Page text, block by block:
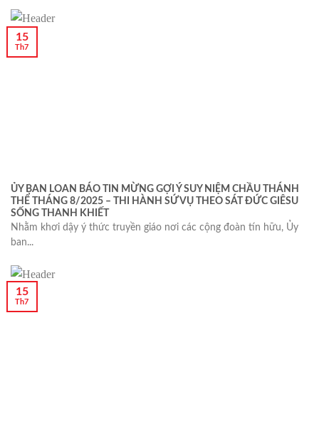
ỦY BAN LOAN BÁO TIN MỪNG GỢI Ý SUY NIỆM CHẦU THÁNH
THỂ THÁNG 8/2025 – THI HÀNH SỨ VỤ THEO SÁT ĐỨC GIÊSU
SỐNG THANH KHIẾT
Nhằm khơi dậy ý thức truyền giáo nơi các cộng đoàn tín hữu, Ủy
ban...
15
Th7
15
Th7